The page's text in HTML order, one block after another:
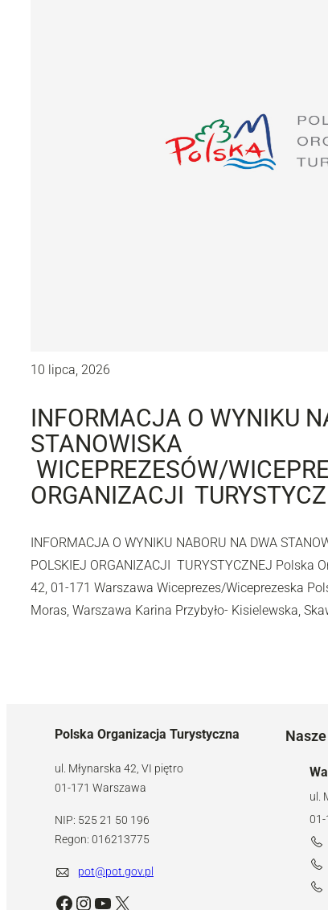
10 lipca, 2026
INFORMACJA O WYNIKU
STANOWISKA
WICEPREZESÓW/
ORGANIZACJI
INFORMACJA O WYNIKU NABORU NA DWA
POLSKIEJ ORGANIZACJI TURYSTYCZNEJ Polska
42, 01-171 Warszawa Wiceprezes/Wiceprezeska
Moras, Warszawa Karina Przybyło- Kisielewska,
Polska Organizacja Turystyczna
ul. Młynarska 42, VI piętro
01-171 Warszawa
NIP: 525 21 50 196
Regon: 016213775
pot@pot.gov.pl
Facebook Instagram YouTube X
ul.
01-